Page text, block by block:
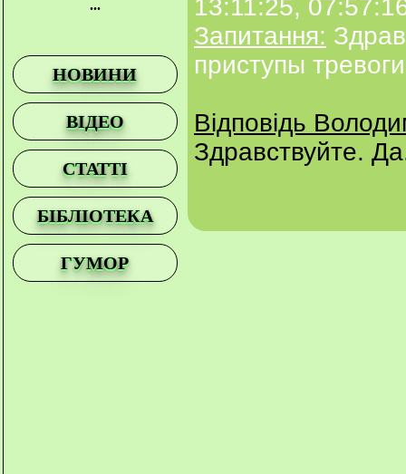
...
НОВИНИ
ВІДЕО
СТАТТІ
БІБЛІОТЕКА
ГУМОР
13:11:25,
Запитання:
приступы
Відповідь
Здравствуйте.